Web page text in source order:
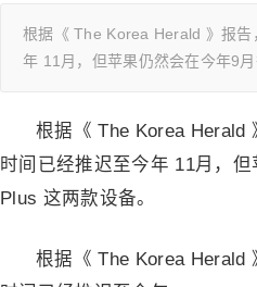
根据《 The Korea Herald 》报告
年 11月，但苹果仍然会在今年9
根据《 The Korea Herald
时间已经推迟至今年 11月，
Plus 这两款设备。
根据《 The Korea Herald